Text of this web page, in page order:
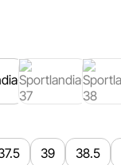
39 38.5